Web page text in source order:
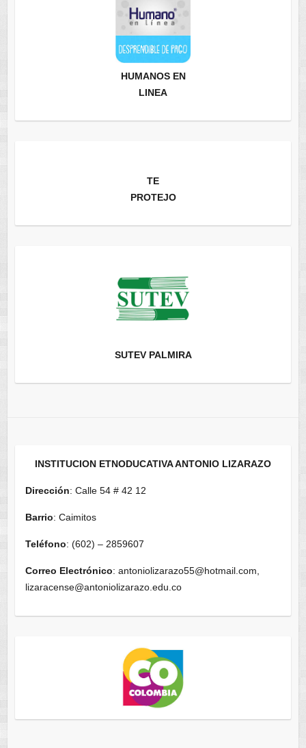
HUMANOS EN
LINEA
TE
PROTEJO
SUTEV PALMIRA
INSTITUCION ETNODUCATIVA ANTONIO LIZARAZO
Dirección: Calle 54 # 42 12
Barrio: Caimitos
Teléfono: (602) – 2859607
Correo Electrónico: antoniolizarazo55@hotmail.com,
lizaracense@antoniolizarazo.edu.co